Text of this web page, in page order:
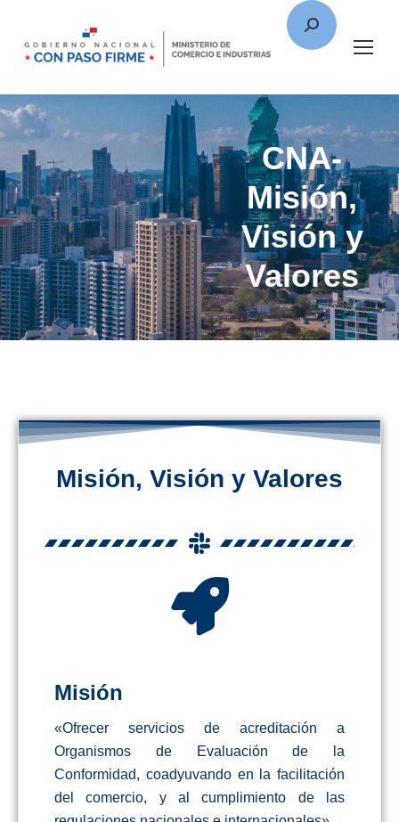
CNA-
Misión,
Visión y
Valores
Misión, Visión y Valores
Misión
«Ofrecer servicios de acreditación a
Organismos de Evaluación de la
Conformidad, coadyuvando en la facilitación
del comercio, y al cumplimiento de las